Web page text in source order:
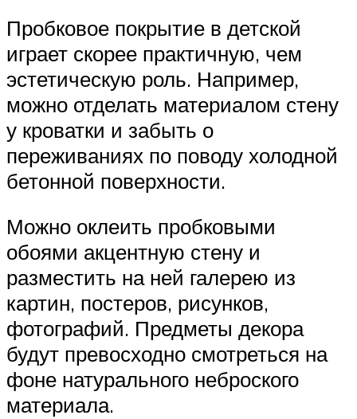
Пробковое покрытие в детской
играет скорее практичную, чем
эстетическую роль. Например,
можно отделать материалом стену
у кроватки и забыть о
переживаниях по поводу холодной
бетонной поверхности.
Можно оклеить пробковыми
обоями акцентную стену и
разместить на ней галерею из
картин, постеров, рисунков,
фотографий. Предметы декора
будут превосходно смотреться на
фоне натурального неброского
материала.